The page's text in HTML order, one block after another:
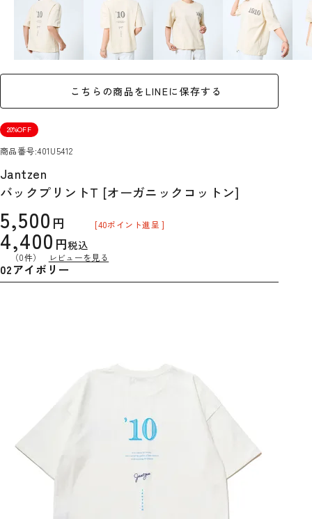
こちらの商品をLINEに保存する
20%OFF
商品番号 401U5412
Jantzen
バックプリントT [オーガニックコットン]
5,500
4,400 税込
[40ポイント進呈 ]
（0件） レビューを見る
02アイボリー